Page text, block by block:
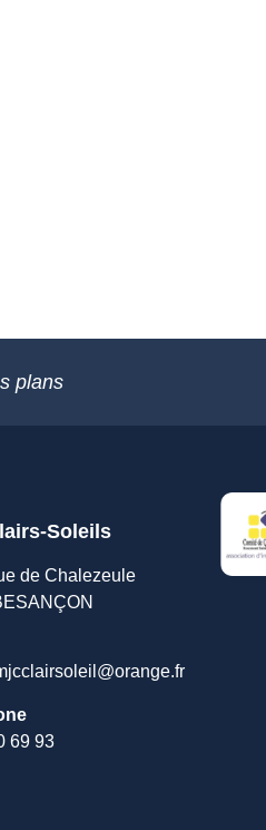
plans
Soleils
de Chalezeule
69 93